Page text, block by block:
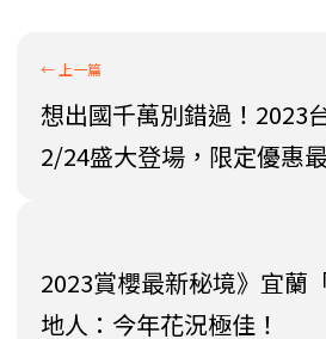
想出國千萬別錯過！2023
2/24盛大登場，限定優惠
2023賞櫻最新秘境》宜蘭
地人：今年花況極佳！